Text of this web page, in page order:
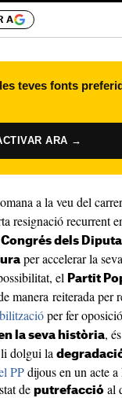
A
teves fonts
ARA →
a la veu del
resignació recurrent
Congrés dels
per accelerar la
el Partit
manera reiterada per
per fer
la seva història,
dolgui la
PPdijous en un acte
de putrefacció al